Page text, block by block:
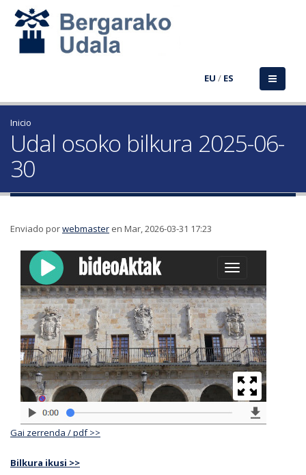
EU / ES
Inicio
Udal osoko bilkura 2025-06-
30
Enviado porwebmaster en Mar, 2026-03-31 17:23
Gai zerrenda / pdf >>
Bilkura ikusi >>